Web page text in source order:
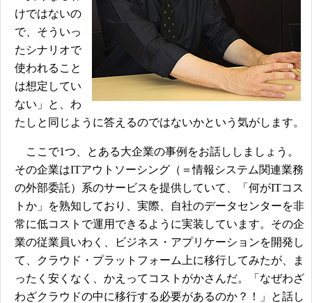
けではないの
で、そういっ
たシナリオで
使われること
は想定してい
ない」と、わ
たしと同じように答えるのではないかという気がします。
ここで1つ、とある大企業の事例をお話ししましょう。
その企業はITアウトソーシング（＝情報システム関連業務
の外部委託）系のサービスを提供していて、「何がITコス
トか」を熟知しており、実際、自社のデータセンターを非
常に低コストで運用できるように実装しています。その企
業の従業員いわく、ビジネス・アプリケーションを開発し
て、クラウド・プラットフォーム上に移行してみたが、ま
ったく安くなく、かえってコストがかさんだ。「なぜわざ
わざクラウドの中に移行する必要があるのか？！」と話し